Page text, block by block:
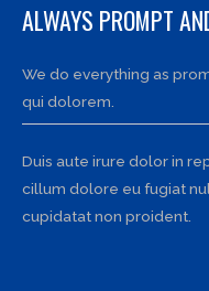
ALWAYS PROMPT
We do everything as
qui dolorem.
Duis aute irure dolor in
cillum dolore eu fugiat
cupidatat non proident.